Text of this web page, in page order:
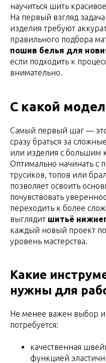
научиться шить
На первый взгляд
изделия требуют
правильного подбора
пошив белья для
если подходить к
внимательно.
С какой
Самый первый шаг —
сразу браться за
или изделия с большим
Оптимально начинать с
трусиков, топов или
позволяет освоить
почувствовать
переходить к более
выглядит шитьё
каждый новый проект
уровень мастерства.
Какие
нужны для
Не менее важен выбор
потребуется:
качественная
функцией